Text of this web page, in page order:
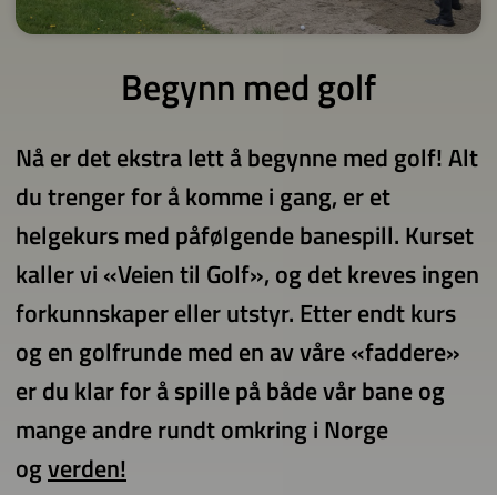
Begynn med golf
Nå er det ekstra lett å begynne med golf! Alt
du trenger for å komme i gang, er et
helgekurs med påfølgende banespill. Kurset
kaller vi «Veien til Golf», og det kreves ingen
forkunnskaper eller utstyr. Etter endt kurs
og en golfrunde med en av våre «faddere»
er du klar for å spille på både vår bane og
mange andre rundt omkring i Norge
ogverden!